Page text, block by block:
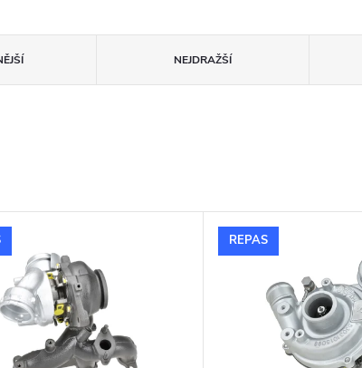
NEJDRAŽŠÍ
REPAS